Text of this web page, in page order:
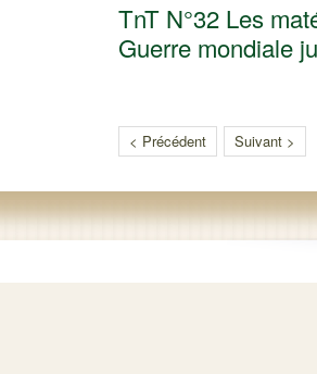
TnT N°32 Les
Guerre mondiale
< Précédent Suivant >